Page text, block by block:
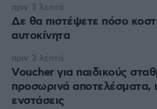
Δε θα πιστέψετε πόσο
αυτοκίνητα
πριν 3 λεπτά
Voucher για παιδικούς
προσωρινά αποτελέσματα,
ενστάσεις
πριν 3 λεπτά